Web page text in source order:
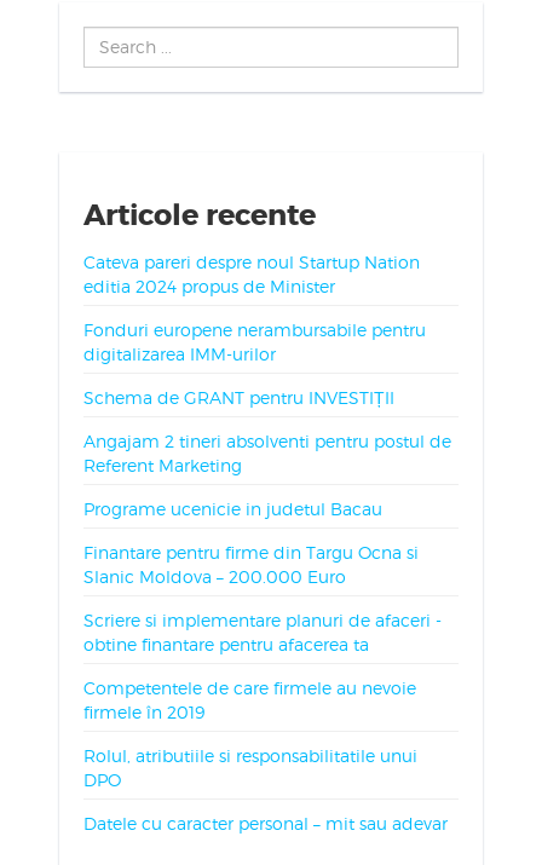
Search
...
Articole recente
Cateva pareri despre noul Startup Nation
editia 2024 propus de Minister
Fonduri europene nerambursabile pentru
digitalizarea IMM-urilor
Schema de GRANT pentru INVESTIȚII
Angajam 2 tineri absolventi pentru postul de
Referent Marketing
Programe ucenicie in judetul Bacau
Finantare pentru firme din Targu Ocna si
Slanic Moldova – 200.000 Euro
Scriere si implementare planuri de afaceri -
obtine finantare pentru afacerea ta
Competentele de care firmele au nevoie
firmele în 2019
Rolul, atributiile si responsabilitatile unui
DPO
Datele cu caracter personal – mit sau adevar